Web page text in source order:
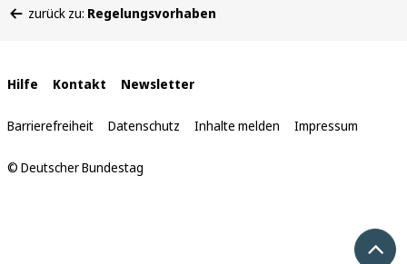
befinden
zurück zu: Regelungsvorhaben
Interne
Links
Hilfe Kontakt Newsletter
Barrierefreiheit Datenschutz Inhalte melden Impressum
© Deutscher Bundestag